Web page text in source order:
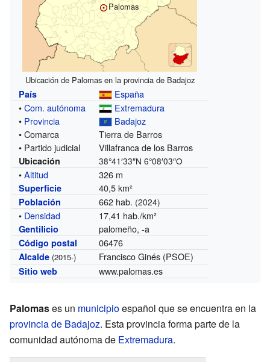
Palomas
Ubicación de Palomas en la provincia de Badajoz
País
España
•Com. autónoma
Extremadura
• Provincia
Badajoz
• Comarca
Tierra de Barros
• Partido judicial
Villafranca de los Barros
Ubicación 38°41′33″N 6°08′03″O
•Altitud 326 m
Superficie 40,5 km²
Población 662 hab. (2024)
• Densidad 17,41 hab./km²
Gentilicio palomeño, -a
Código postal 06476
Alcalde (2015-) Francisco Ginés (PSOE)
Sitio web www.palomas.es
Palomases un municipioespañol que se encuentra en la
provincia de Badajoz. Esta provincia forma parte de la
comunidad autónoma de Extremadura.